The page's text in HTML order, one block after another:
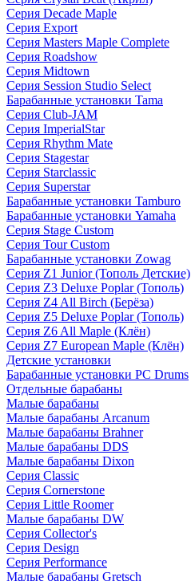
Серия Decade Maple
Серия Export
Серия Masters Maple Complete
Серия Roadshow
Серия Midtown
Серия Session Studio Select
Барабанные установки Tama
Серия Club-JAM
Серия ImperialStar
Серия Rhythm Mate
Серия Stagestar
Серия Starclassic
Серия Superstar
Барабанные установки Tamburo
Барабанные установки Yamaha
Серия Stage Custom
Серия Tour Custom
Барабанные установки Zowag
Серия Z1 Junior (Тополь Детские)
Серия Z3 Deluxe Poplar (Тополь)
Серия Z4 All Birch (Берёза)
Серия Z5 Deluxe Poplar (Тополь)
Серия Z6 All Maple (Клён)
Серия Z7 European Maple (Клён)
Детские установки
Барабанные установки PC Drums
Отдельные барабаны
Малые барабаны
Малые барабаны Arcanum
Малые барабаны Brahner
Малые барабаны DDS
Малые барабаны Dixon
Серия Classic
Серия Cornerstone
Серия Little Roomer
Малые барабаны DW
Серия Collector's
Серия Design
Серия Performance
Малые барабаны Gretsch